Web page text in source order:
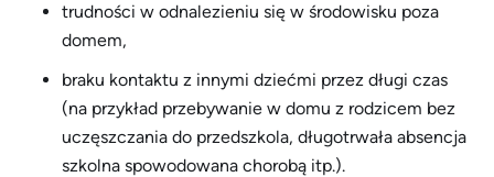
trudności w odnalezieniu się w środowisku poza
domem,
braku kontaktu z innymi dziećmi przez długi czas
(na przykład przebywanie w domu z rodzicem bez
uczęszczania do przedszkola, długotrwała absencja
szkolna spowodowana chorobą itp.).